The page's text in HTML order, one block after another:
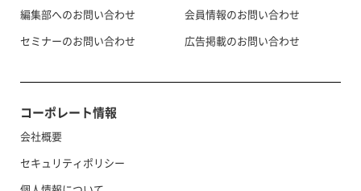
編集部へのお問い合わせ
セミナーのお問い合わせ
会員情報のお問い合わせ
広告掲載のお問い合わせ
コーポレート情報
会社概要
セキュリティポリシー